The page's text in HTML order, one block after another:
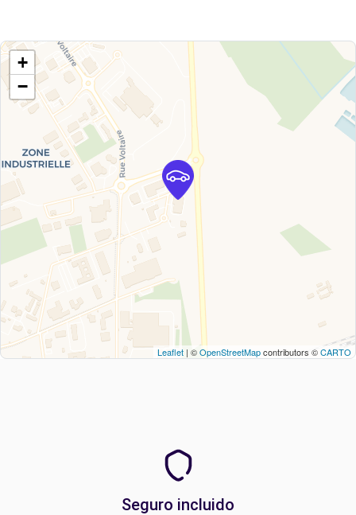
+
−
Leaflet | ©OpenStreetMapcontributors ©CARTO
Seguro incluido